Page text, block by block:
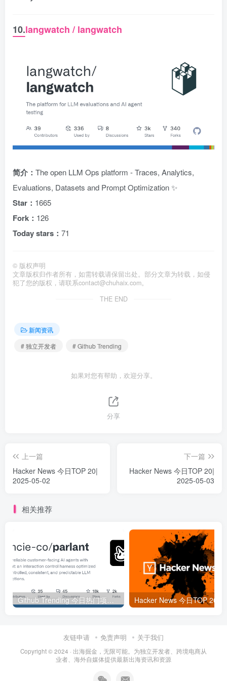
10.langwatch / langwatch
简介： The open LLM Ops platform - Traces, Analytics,
Evaluations, Datasets and Prompt Optimization ✨
Star： 1665
Fork： 126
Today stars： 71
© 版权声明
文章版权归作者所有，如需转载请保留出处。部分文章为转载，如侵
犯了您的版权，请联系contact@chuhaix.com。
THE END
新闻资讯
# 独立开发者
# Github Trending
如果对您有帮助，欢迎分享。
分享
上一篇
Hacker News 今日TOP 20|
2025-05-02
下一篇
Hacker News 今日TOP 20|
2025-05-03
相关推荐
Github Trending 今日热门项目 | 2025-09-06
友链申请 免责声明 关于我们
Copyright © 2024 · 出海掘金，无限可能。为独立开发者、跨境电商从
业者、海外自媒体提供最新出海资讯和资源